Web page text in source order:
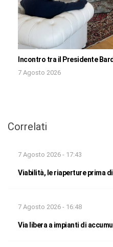
Incontro tra il Presidente
7 Agosto 2026
Correlati
7 Agosto 2026 - 17:43
Viabilità, le riaperture prima
7 Agosto 2026 - 16:48
Via libera a impianti di